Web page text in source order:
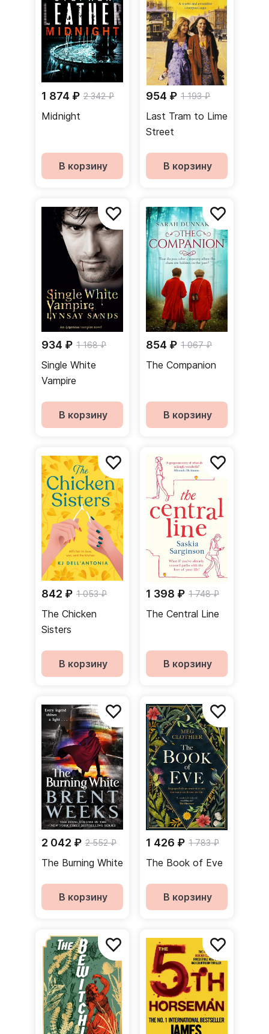
1 874 ₽ 2 342 ₽
Midnight
В корзину
954 ₽ 1 193 ₽
Last Tram to Lime
Street
В корзину
934 ₽ 1 168 ₽
Single White
Vampire
В корзину
854 ₽ 1 067 ₽
The Companion
В корзину
842 ₽ 1 053 ₽
The Chicken
Sisters
В корзину
1 398 ₽ 1 748 ₽
The Central Line
В корзину
2 042 ₽ 2 552 ₽
The Burning White
В корзину
1 426 ₽ 1 783 ₽
The Book of Eve
В корзину